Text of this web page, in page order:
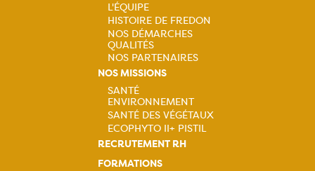
Navigation
principale
L'ÉQUIPE
HISTOIRE DE FREDON
NOS DÉMARCHES
QUALITÉS
NOS PARTENAIRES
NOS MISSIONS
Navigation
principale
SANTÉ
ENVIRONNEMENT
SANTÉ DES VÉGÉTAUX
ECOPHYTO II+ PISTIL
RECRUTEMENT RH
FORMATIONS